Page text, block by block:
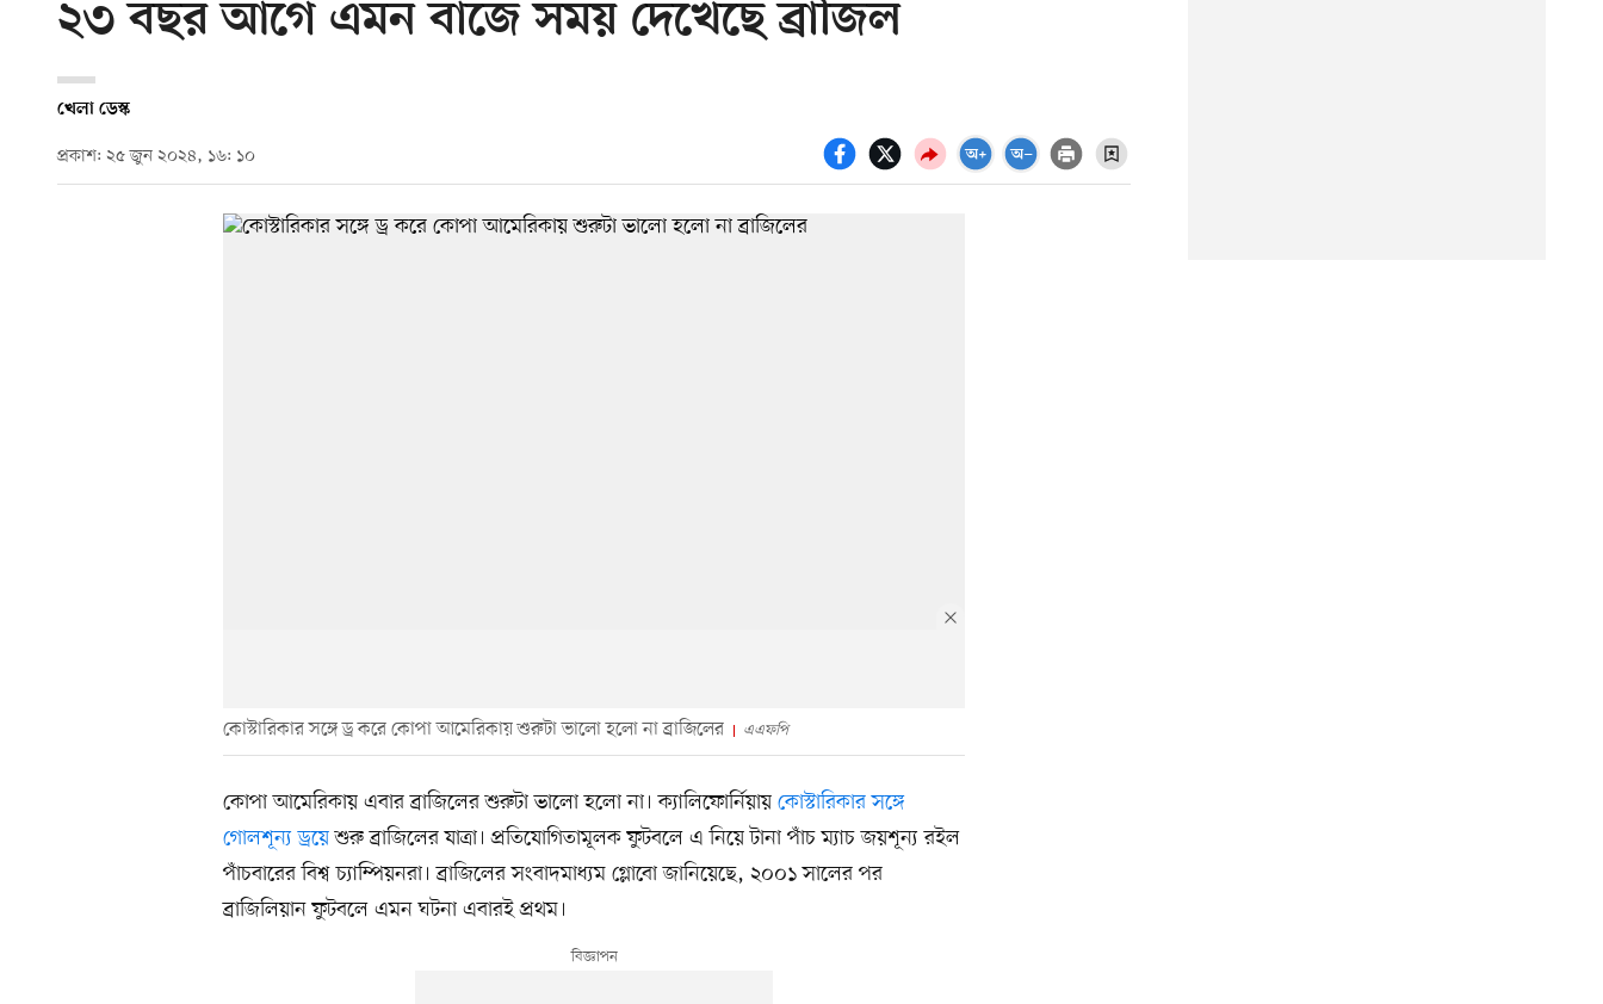
২৩ বছর আগে এমন বাজে সময় দেখেছে ব্রাজিল
খেলা ডেস্ক
প্রকাশ: ২৫ জুন ২০২৪, ১৬: ১০
কোস্টারিকার সঙ্গে ড্র করে কোপা আমেরিকায় শুরুটা ভালো হলো না ব্রাজিলের এএফপি
কোপা আমেরিকায় এবার ব্রাজিলের শুরুটা ভালো হলো না। ক্যালিফোর্নিয়ায় কোস্টারিকার সঙ্গে
গোলশূন্য ড্রয়েশুরু ব্রাজিলের যাত্রা। প্রতিযোগিতামূলক ফুটবলে এ নিয়ে টানা পাঁচ ম্যাচ জয়শূন্য রইল
পাঁচবারের বিশ্ব চ্যাম্পিয়নরা। ব্রাজিলের সংবাদমাধ্যম গ্লোবো জানিয়েছে, ২০০১ সালের পর
ব্রাজিলিয়ান ফুটবলে এমন ঘটনা এবারই প্রথম।